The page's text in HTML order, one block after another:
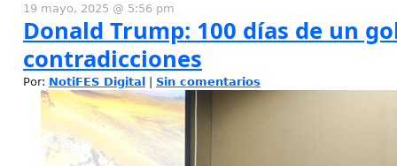
19 mayo, 2025 @ 5:56 pm
Donald Trump: 100 días de un
contradicciones
Por: NotiFES Digital Sin comentarios